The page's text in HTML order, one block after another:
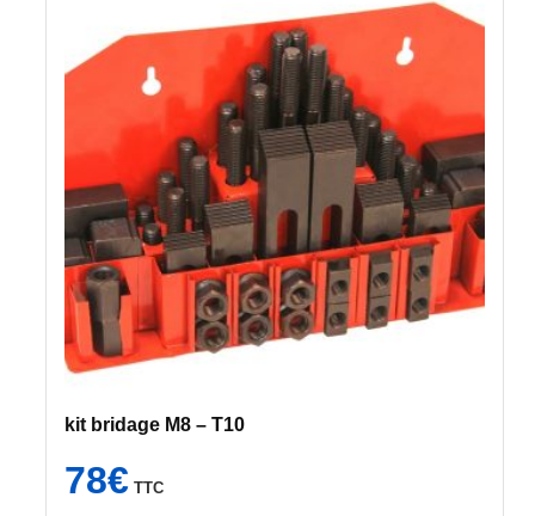
kit bridage M8 – T10
78€ TTC